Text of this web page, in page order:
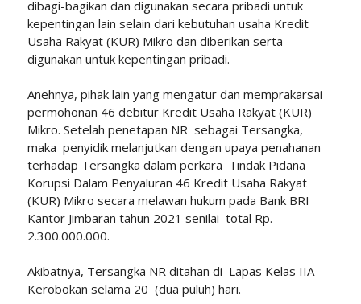
dibagi-bagikan dan digunakan secara pribadi untuk
kepentingan lain selain dari kebutuhan usaha Kredit
Usaha Rakyat (KUR) Mikro dan diberikan serta
digunakan untuk kepentingan pribadi.
Anehnya, pihak lain yang mengatur dan memprakarsai
permohonan 46 debitur Kredit Usaha Rakyat (KUR)
Mikro. Setelah penetapan NR sebagai Tersangka,
maka penyidik melanjutkan dengan upaya penahanan
terhadap Tersangka dalam perkara Tindak Pidana
Korupsi Dalam Penyaluran 46 Kredit Usaha Rakyat
(KUR) Mikro secara melawan hukum pada Bank BRI
Kantor Jimbaran tahun 2021 senilai total Rp.
2.300.000.000.
Akibatnya, Tersangka NR ditahan di Lapas Kelas IIA
Kerobokan selama 20 (dua puluh) hari.